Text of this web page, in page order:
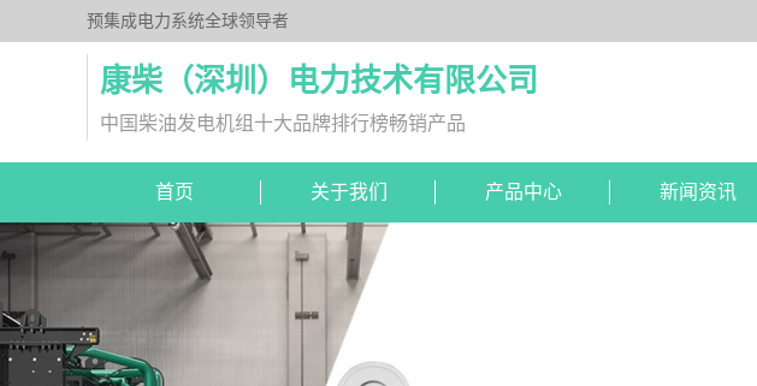
预集成电力系统全球领导者
康柴（深圳）电力技术有限公司
中国柴油发电机组十大品牌排行榜畅销产品
首页 关于我们 产品中心 新闻资讯